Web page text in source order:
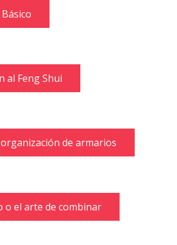
al Feng Shui
de armarios
o el arte de combinar